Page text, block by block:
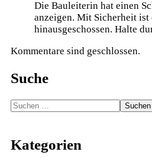
Die Bauleiterin hat einen
anzeigen. Mit Sicherheit ist
hinausgeschossen. Halte
Kommentare sind geschlossen.
Suche
Suchen
Kategorien